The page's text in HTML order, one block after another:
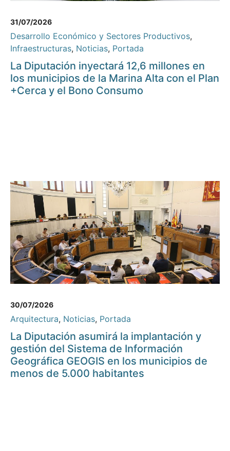
31/07/2026
Desarrollo Económico y Sectores Productivos,
Infraestructuras, Noticias, Portada
La Diputación inyectará 12,6 millones en
los municipios de la Marina Alta con el Plan
+Cerca y el Bono Consumo
30/07/2026
Arquitectura, Noticias, Portada
La Diputación asumirá la implantación y
gestión del Sistema de Información
Geográfica GEOGIS en los municipios de
menos de 5.000 habitantes